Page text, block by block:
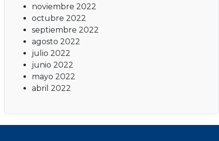
noviembre 2022
octubre 2022
septiembre 2022
agosto 2022
julio 2022
junio 2022
mayo 2022
abril 2022